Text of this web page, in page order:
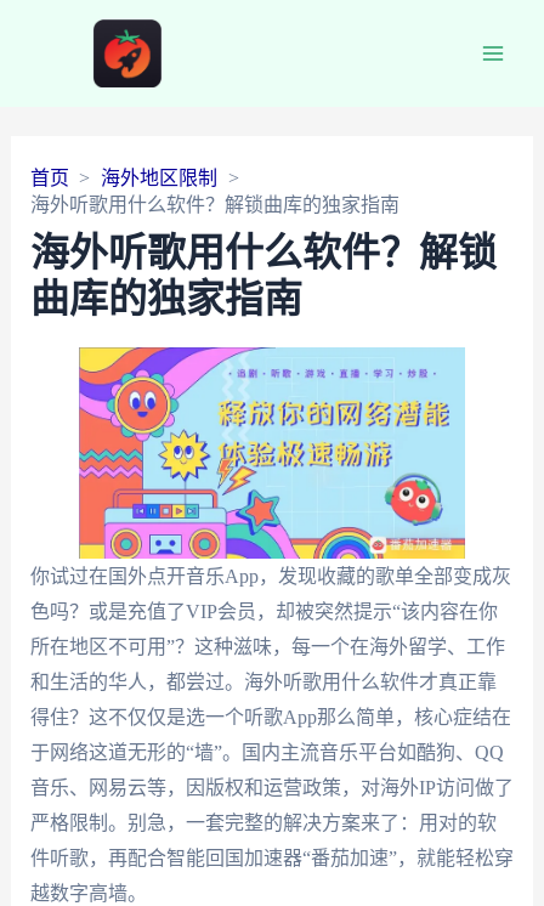
首页
海外地区限制
海外听歌用什么软件？解锁曲库的独家指南
海外听歌用什么软件？解锁
曲库的独家指南
你试过在国外点开音乐App，发现收藏的歌单全部变成灰
色吗？或是充值了VIP会员，却被突然提示“该内容在你
所在地区不可用”？这种滋味，每一个在海外留学、工作
和生活的华人，都尝过。海外听歌用什么软件才真正靠
得住？这不仅仅是选一个听歌App那么简单，核心症结在
于网络这道无形的“墙”。国内主流音乐平台如酷狗、QQ
音乐、网易云等，因版权和运营政策，对海外IP访问做了
严格限制。别急，一套完整的解决方案来了：用对的软
件听歌，再配合智能回国加速器“番茄加速”，就能轻松穿
越数字高墙。